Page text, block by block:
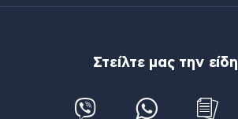
Στείλτε μας την